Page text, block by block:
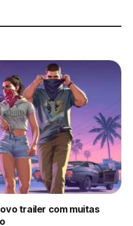
trailer com muitas